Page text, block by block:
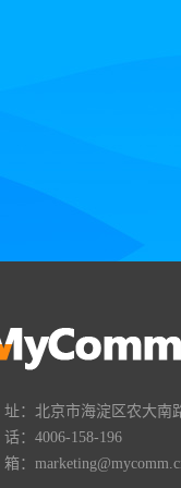
址：北京市海淀区农大南
话：4006-158-196
箱：